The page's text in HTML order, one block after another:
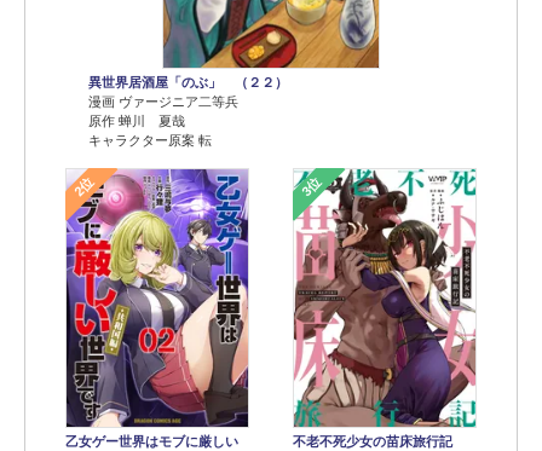
異世界居酒屋「のぶ」 （２２）
漫画 ヴァージニア二等兵
原作 蝉川 夏哉
キャラクター原案 転
2位
乙女ゲー世界はモブに厳しい
3位
不老不死少女の苗床旅行記